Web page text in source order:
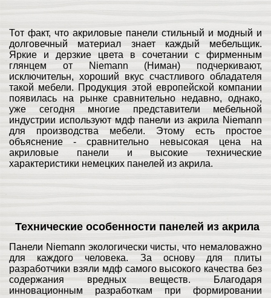
Тот факт, что акриловые панели стильный и модный и
долговечный материал знает каждый мебельщик.
Яркие и дерзкие цвета в сочетании с фирменным
глянцем от Niemann (Ниман) подчеркивают,
исключительн, хороший вкус счастливого обладателя
такой мебели. Продукция этой европейской компании
появилась на рынке сравнительно недавно, однако,
уже сегодня многие представители мебельной
индустрии используют мдф панели из акрила Niemann
для производства мебели. Этому есть простое
объяснение - сравнительно невысокая цена на
акриловые панели и высокие технические
характеристики немецких панелей из акрила.
Технические особенности панелей из акрила
Панели Niemann экологически чисты, что немаловажно
для каждого человека. За основу для плиты
разработчики взяли мдф самого высокого качества без
содержания вредных веществ. Благодаря
инновационным разработкам при формировании